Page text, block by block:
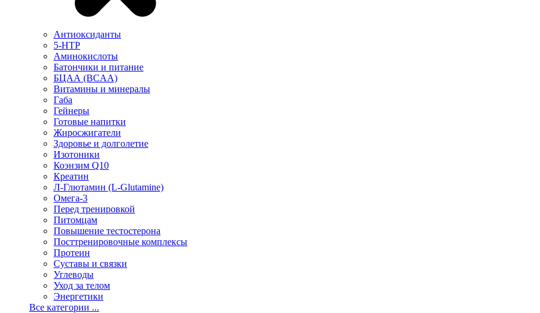
Антиоксиданты
5-HTP
Аминокислоты
Батончики и питание
БЦАА (BCAA)
Витамины и минералы
Габа
Гейнеры
Готовые напитки
Жиросжигатели
Здоровье и долголетие
Изотоники
Коэнзим Q10
Креатин
Л-Глютамин (L-Glutamine)
Омега-3
Перед тренировкой
Питомцам
Повышение тестостерона
Посттренировочные комплексы
Протеин
Суставы и связки
Углеводы
Уход за телом
Энергетики
Все категории ...